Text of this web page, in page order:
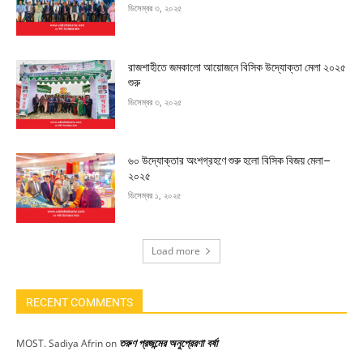
ডিসেম্বর ৩, ২০২৫
রাজশাহীতে জমকালো আয়োজনে বিসিক উদ্যোক্তা মেলা ২০২৫
শুরু
ডিসেম্বর ৩, ২০২৫
৬০ উদ্যোক্তার অংশগ্রহণে শুরু হলো বিসিক বিজয় মেলা–
২০২৫
ডিসেম্বর ১, ২০২৫
Load more
RECENT COMMENTS
MOST. Sadiya Afrinon তরুণ প্রজন্মের অনুপ্রেরণা বর্ষা